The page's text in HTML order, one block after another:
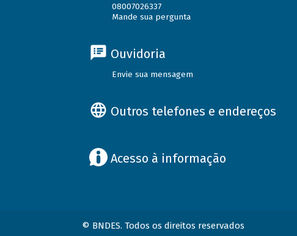
08007026337
Mande sua pergunta
Ouvidoria
Envie sua mensagem
Outros telefones e endereços
Acesso à informação
© BNDES. Todos os direitos reservados